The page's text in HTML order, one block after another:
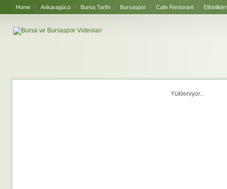
Home Ankaragücü Bursa Tarihi Bursaspor Cafe Restorant Etkinlikler
Yükleniyor...